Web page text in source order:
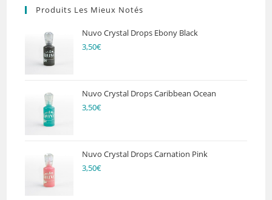
Produits Les Mieux Notés
Nuvo Crystal Drops Ebony Black
3,50€
Nuvo Crystal Drops Caribbean Ocean
3,50€
Nuvo Crystal Drops Carnation Pink
3,50€